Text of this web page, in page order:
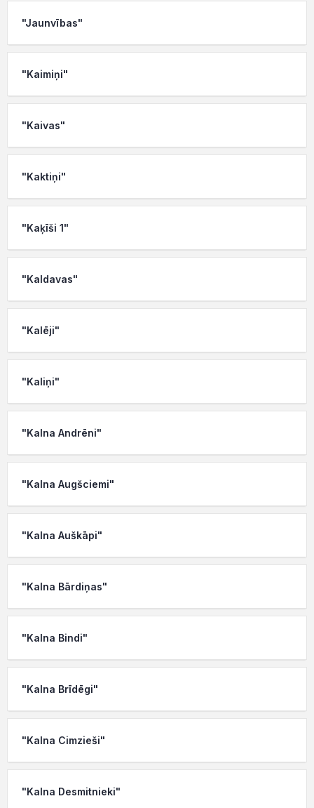
"Jaunvības"
"Kaimiņi"
"Kaivas"
"Kaktiņi"
"Kaķīši 1"
"Kaldavas"
"Kalēji"
"Kaliņi"
"Kalna Andrēni"
"Kalna Augšciemi"
"Kalna Auškāpi"
"Kalna Bārdiņas"
"Kalna Bindi"
"Kalna Brīdēgi"
"Kalna Cimzieši"
"Kalna Desmitnieki"